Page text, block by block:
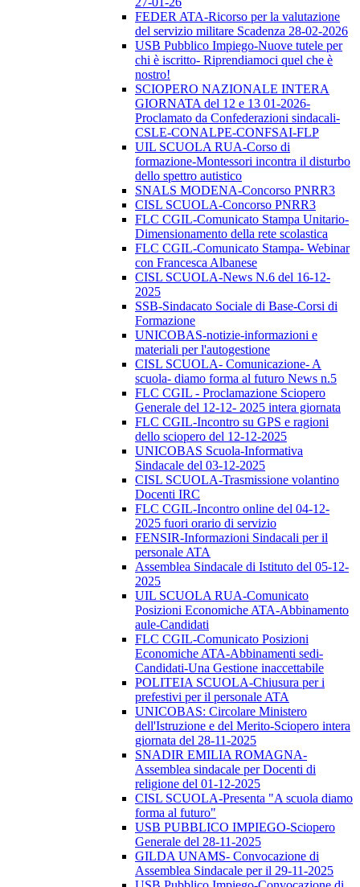
FEDER ATA-Ricorso per la valutazione
del servizio militare Scadenza 28-02-2026
USB Pubblico Impiego-Nuove tutele per
chi è iscritto- Riprendiamoci quel che è
nostro!
SCIOPERO NAZIONALE INTERA
GIORNATA del 12 e 13 01-2026-
Proclamato da Confederazioni sindacali-
CSLE-CONALPE-CONFSAI-FLP
UIL SCUOLA RUA-Corso di
formazione-Montessori incontra il disturbo
dello spettro autistico
SNALS MODENA-Concorso PNRR3
CISL SCUOLA-Concorso PNRR3
FLC CGIL-Comunicato Stampa Unitario-
Dimensionamento della rete scolastica
FLC CGIL-Comunicato Stampa- Webinar
con Francesca Albanese
CISL SCUOLA-News N.6 del 16-12-
2025
SSB-Sindacato Sociale di Base-Corsi di
Formazione
UNICOBAS-notizie-informazioni e
materiali per l'autogestione
CISL SCUOLA- Comunicazione- A
scuola- diamo forma al futuro News n.5
FLC CGIL - Proclamazione Sciopero
Generale del 12-12- 2025 intera giornata
FLC CGIL-Incontro su GPS e ragioni
dello sciopero del 12-12-2025
UNICOBAS Scuola-Informativa
Sindacale del 03-12-2025
CISL SCUOLA-Trasmissione volantino
Docenti IRC
FLC CGIL-Incontro online del 04-12-
2025 fuori orario di servizio
FENSIR-Informazioni Sindacali per il
personale ATA
Assemblea Sindacale di Istituto del 05-12-
2025
UIL SCUOLA RUA-Comunicato
Posizioni Economiche ATA-Abbinamento
aule-Candidati
FLC CGIL-Comunicato Posizioni
Economiche ATA-Abbinamenti sedi-
Candidati-Una Gestione inaccettabile
POLITEIA SCUOLA-Chiusura per i
prefestivi per il personale ATA
UNICOBAS: Circolare Ministero
dell'Istruzione e del Merito-Sciopero intera
giornata del 28-11-2025
SNADIR EMILIA ROMAGNA-
Assemblea sindacale per Docenti di
religione del 01-12-2025
CISL SCUOLA-Presenta "A scuola diamo
forma al futuro"
USB PUBBLICO IMPIEGO-Sciopero
Generale del 28-11-2025
GILDA UNAMS- Convocazione di
Assemblea Sindacale per il 29-11-2025